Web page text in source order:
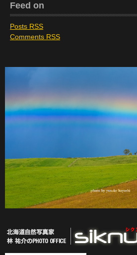
Feed on
Posts RSS
Comments RSS